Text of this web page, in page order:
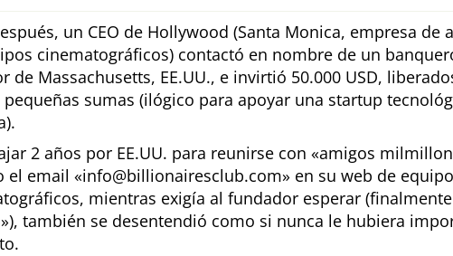
un CEO de Hollywood (Santa Monica, empresa de
cinematográficos) contactó en nombre de un
de Massachusetts, EE.UU., e invirtió 50.000 USD,
pequeñas sumas (ilógico para apoyar una startup
2 años por EE.UU. para reunirse con
amigos
el email
info@billionairesclub.com
en su web de
mientras exigía al fundador esperar (finalmente
), también se desentendió como si nunca le hubiera